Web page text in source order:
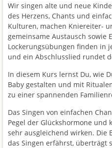
Wir singen alte und neue
des Herzens, Chants und
Kulturen, machen Kniereiter-
gemeinsame Austausch sowie
Lockerungsübungen finden in
und ein Abschlusslied rundet
In diesem Kurs lernst Du, wie
Baby gestalten und mit
zu einer spannenden
Das Singen von einfachen
Pegel der Glückshormone und
sehr ausgleichend wirken. Die
das Singen erfährst, überträgt